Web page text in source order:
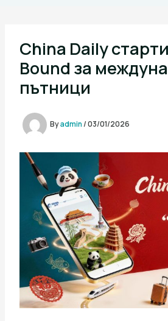
China Daily
Bound за
пътници
Byadmin/03/01/2026